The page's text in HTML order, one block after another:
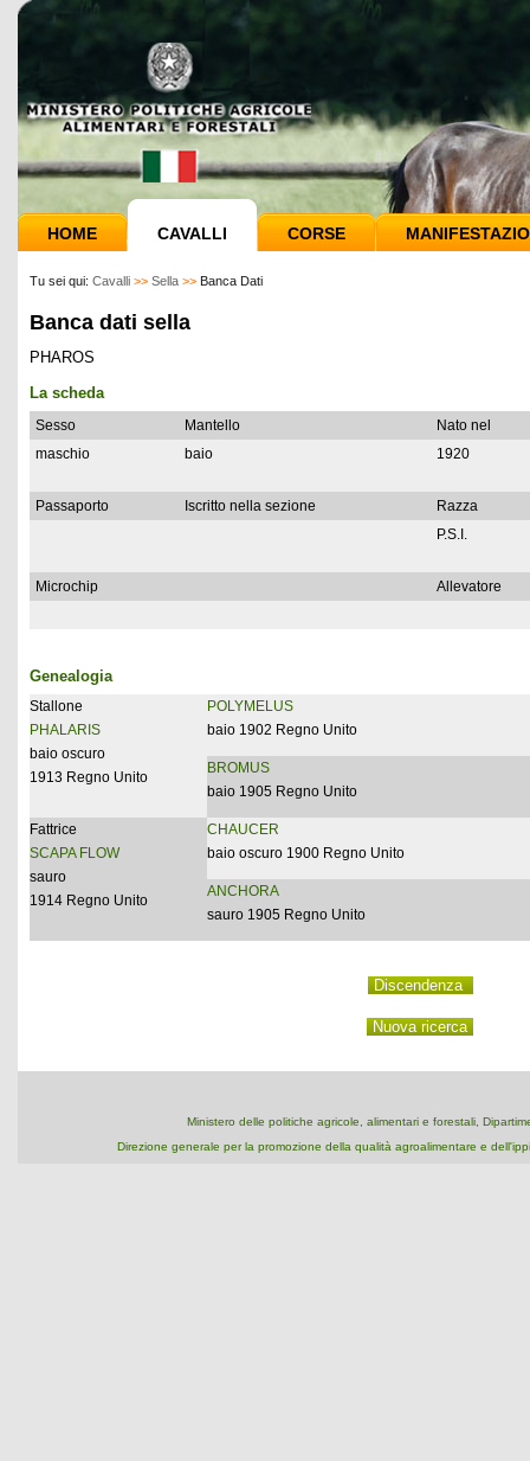
HOME CAVALLI CORSE
Tu sei qui: Cavalli >> Sella >> Banca Dati
Banca dati sella
PHAROS
La scheda
Sesso Mantello
Nato nel
maschio
baio 1920
Passaporto Iscritto nella sezione
Razza
P.S.I.
Microchip Allevatore
Genealogia
Stallone
PHALARIS
baio oscuro
1913 Regno Unito
POLYMELUS
baio 1902 Regno Unito
BROMUS
baio 1905 Regno Unito
Fattrice
SCAPA FLOW
sauro
1914 Regno Unito
CHAUCER
baio oscuro 1900 Regno Unito
ANCHORA
sauro 1905 Regno Unito
Ministero delle politiche agricole, alimentari e forestali,
Direzione generale per la promozione della qualità agroalimentare e